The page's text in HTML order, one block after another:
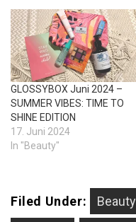
GLOSSYBOX Juni 2024 –
SUMMER VIBES: TIME TO
SHINE EDITION
17. Juni 2024
In "Beauty"
Filed Under: Beauty